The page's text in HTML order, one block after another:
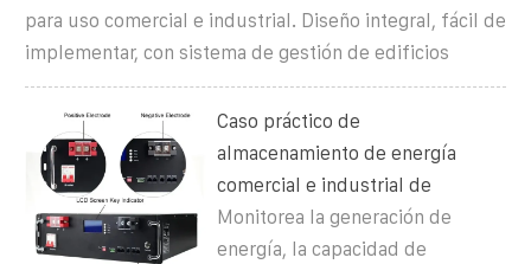
para uso comercial e industrial. Diseño integral, fácil de
implementar, con sistema de gestión de edificios
Caso práctico de
almacenamiento de energía
comercial e industrial de
Monitorea la generación de
energía, la capacidad de